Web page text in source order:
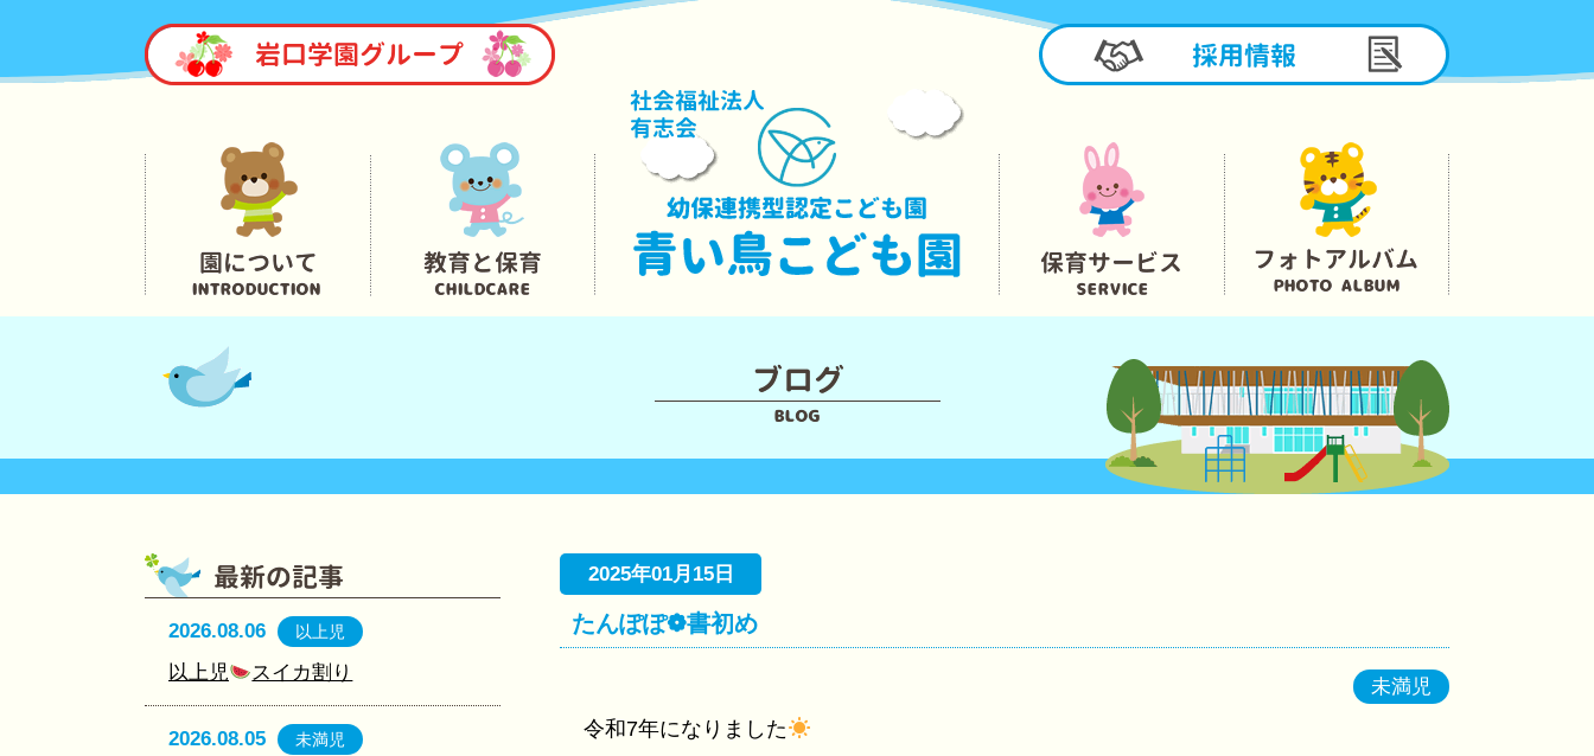
2025年01月15日
たんぽぽ❁書初め
未満児
令和7年になりました
2026.08.06 以上児
以上児 スイカ割り
2026.08.05 未満児